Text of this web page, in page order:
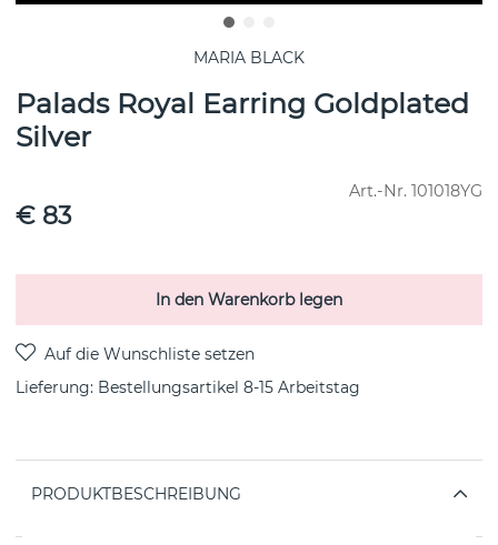
MARIA BLACK
Palads Royal Earring Goldplated
Silver
Art.-Nr. 101018YG
€ 83
In den Warenkorb legen
Lieferung: Bestellungsartikel 8-15 Arbeitstag
PRODUKTBESCHREIBUNG